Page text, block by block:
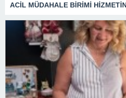
ACİL MÜDAHALE BİRİMİ